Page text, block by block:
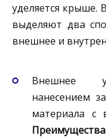
уделяется крыше.
выделяют два
внешнее и
Внешнее
нанесением
материала с